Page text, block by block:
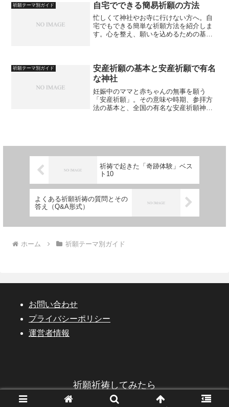
祈願テーマ別ガイド 自宅でできる簡易祈願の方法
忙しくて神社やお寺に行けない方へ。自
宅でもできる簡単な祈願方法を紹介しま
す。心を整え、願いを込めるための基本
祈願テーマ別ガイド
安産祈願の基本と安産祈願で有名
な神社
妊娠中のママと赤ちゃんの無事を願う
「安産祈願」。その意味や時期、参拝方
法の基本と、全国の有名な安産祈願神社
祈祷で起きた「奇跡体験」ベス
ト10
よくある祈願祈祷の質問とその
答え（Q&A形式）
ホーム 祈願テーマ別ガイド
お問い合わせ
プライバシーポリシー
運営者情報
祈願祈祷してみたら
© 2023 祈願祈祷してみたら.